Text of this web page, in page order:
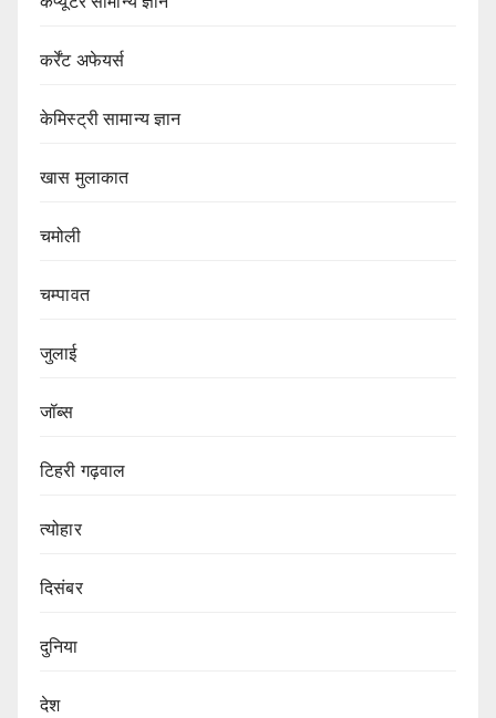
कर्रेंट अफेयर्स
केमिस्ट्री सामान्य ज्ञान
खास मुलाकात
चमोली
चम्पावत
जुलाई
जॉब्स
टिहरी गढ़वाल
त्योहार
दिसंबर
दुनिया
देश